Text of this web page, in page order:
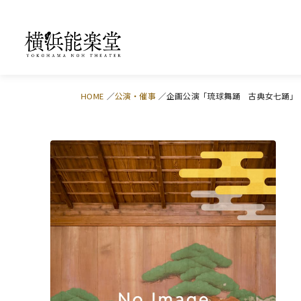
HOME 公演・催事 企画公演「琉球舞踊 古典女七踊」